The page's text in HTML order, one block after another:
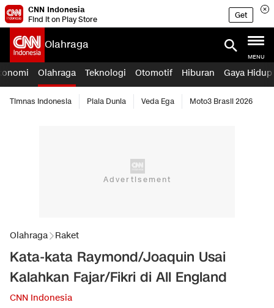
CNN Indonesia
Find it on Play Store
Get
Olahraga
MENU
Olahraga Teknologi Otomotif Hiburan Gaya Hidup
Timnas Indonesia Piala Dunia Veda Ega Moto3 Brasil 2026
Olahraga Raket
Kata-kata Raymond/Joaquin Usai
Kalahkan Fajar/Fikri di All England
CNN Indonesia